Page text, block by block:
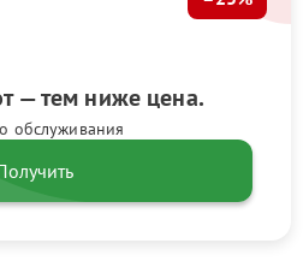
— тем ниже цена.
обслуживания